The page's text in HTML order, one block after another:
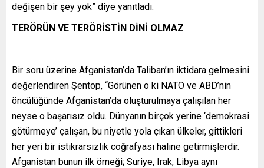
değişen bir şey yok” diye yanıtladı.
TERÖRÜN VE TERÖRİSTİN DİNİ OLMAZ
Bir soru üzerine Afganistan’da Taliban’ın iktidara gelmesini
değerlendiren Şentop, “Görünen o ki NATO ve ABD’nin
öncülüğünde Afganistan’da oluşturulmaya çalışılan her
neyse o başarısız oldu. Dünyanın birçok yerine ‘demokrasi
götürmeye’ çalışan, bu niyetle yola çıkan ülkeler, gittikleri
her yeri bir istikrarsızlık coğrafyası haline getirmişlerdir.
Afganistan bunun ilk örneği; Suriye, Irak, Libya aynı